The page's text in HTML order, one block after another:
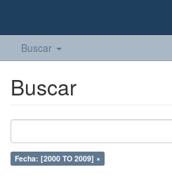
Buscar
Buscar
Fecha: [2000 TO 2009] ×